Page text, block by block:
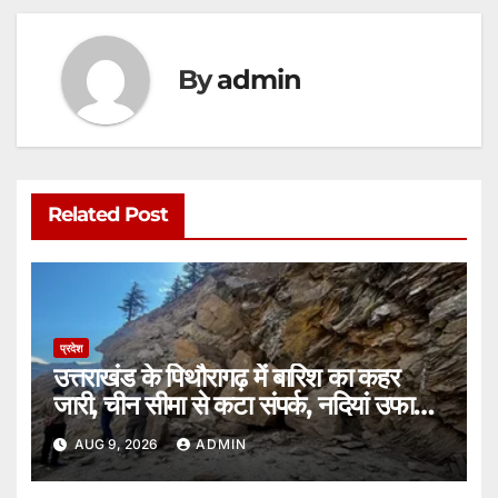
Byadmin
Related Post
प्रदेश
उत्तराखंड के पिथौरागढ़ में बारिश का कहर
जारी, चीन सीमा से कटा संपर्क, नदियां उफान
पर।AUG 9, 2026 ADMIN